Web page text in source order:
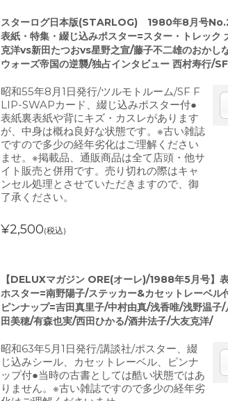
スターログ日本版(STARLOG) 1980年8月号
表紙・特集・綴じ込みポスター=スター・トレック
克洋vs新田たつおvs星野之宣/藤子不二雄のおかし
ウォーズ帝国の逆襲/独占インタビュー 西村寿行/
昭和55年8月1日発行/ツルモトルーム/SF F
LIP-SWAPカード、綴じ込みポスター付●
表紙裏表紙や背にキズ・カスレがあります
が、中身は概ね良好な状態です。※古い雑誌
ですので多少の経年劣化はご理解ください
ませ。※掲載品、通販商品は全て店頭・他サ
イト販売と併用です。売り切れの際はキャ
ンセル処理とさせていただきますので、御
了承ください。
¥2,500(税込)
【DELUXマガジン ORE(オーレ)/1988年5月号】
ホスター=南野陽子/ステッカー&カセットレーベル
ピンナップ=吉田真里子/中村由真/浅香唯/浅野温子
田美穂/有森也実/西田ひかる/酒井法子/大友克洋/
昭和63年5月1日発行/講談社/ポスター、綴
じ込みシール、カセットレーベル、ピンナ
ップ付●当時の古書としては酷い状態ではあ
りません。※古い雑誌ですので多少の経年劣